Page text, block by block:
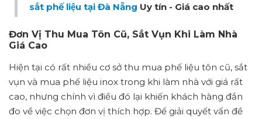
sắt phế liệu tại Đà Nẵng Uy tín - Giá cao nhất
Đơn Vị Thu Mua Tôn Cũ, Sắt Vụn Khi Làm Nhà
Giá Cao
Hiện tại có rất nhiều cơ sở thu mua phế liệu tôn cũ, sắt
vụn và mua phế liệu inox trong khi làm nhà với giá rất
cao, nhưng chính vì điều đó lại khiến khách hàng đắn
đo về việc chọn đơn vị thích hợp. Để giải quyết vấn đề